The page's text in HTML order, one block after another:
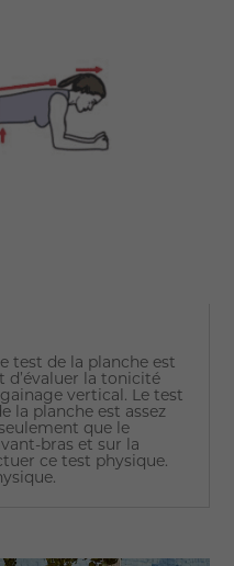
test de la planche est
la tonicité
vertical. Le test
la planche est assez
que le
bras et sur la
ce test physique.